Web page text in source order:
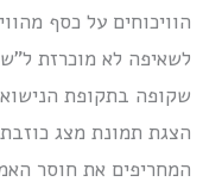
הוויכוחים על כסף
לשאיפה לא מוכרזת
שקופה בתקופת
הצגת תמונת מצג
המחריפים את חוסר